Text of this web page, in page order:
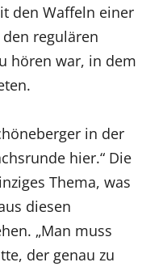
den Waffeln einer
regulären
hören war, in dem
in der
hier.“ Die
Thema, was
diesen
„Man muss
der genau zu